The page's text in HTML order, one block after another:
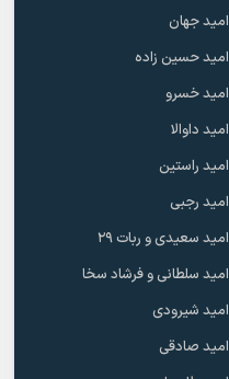
امید جهان
امید حسین زاده
امید خسرو
امید داوالا
امید راستین
امید رجبی
امید سعیدی و ربات ۲۹
امید سلطانی و فرشاد سخا
امید شیرودی
امید صادقی